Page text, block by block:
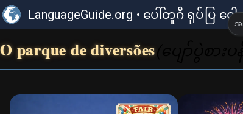
LanguageGuide.org • ပေါ်တူဂီ ရုပ်ပြ ဝေ
O parque de diversões
အ